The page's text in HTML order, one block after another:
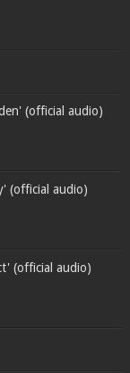
(official audio)
(official audio)
(official audio)